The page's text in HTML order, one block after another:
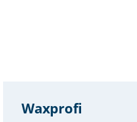
Waxprofi